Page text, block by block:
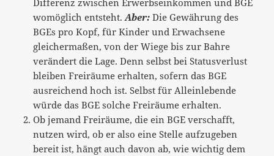
womöglich entsteht.Aber: Die Gewährung des
BGEs pro Kopf, für Kinder und Erwachsene
gleichermaßen, von der Wiege bis zur Bahre
verändert die Lage. Denn selbst bei Statusverlust
bleiben Freiräume erhalten, sofern das BGE
ausreichend hoch ist. Selbst für Alleinlebende
würde das BGE solche Freiräume erhalten.
Ob jemand Freiräume, die ein BGE verschafft,
nutzen wird, ob er also eine Stelle aufzugeben
bereit ist, hängt auch davon ab, wie wichtig dem